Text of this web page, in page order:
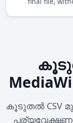
കൂടുതൽ CSV